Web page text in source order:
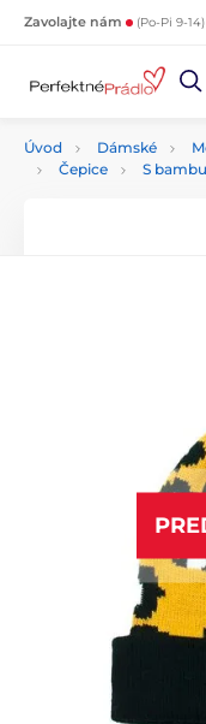
Zavolajte nám (Po-Pi 9-14)
Úvod Dámské
Čepice
S